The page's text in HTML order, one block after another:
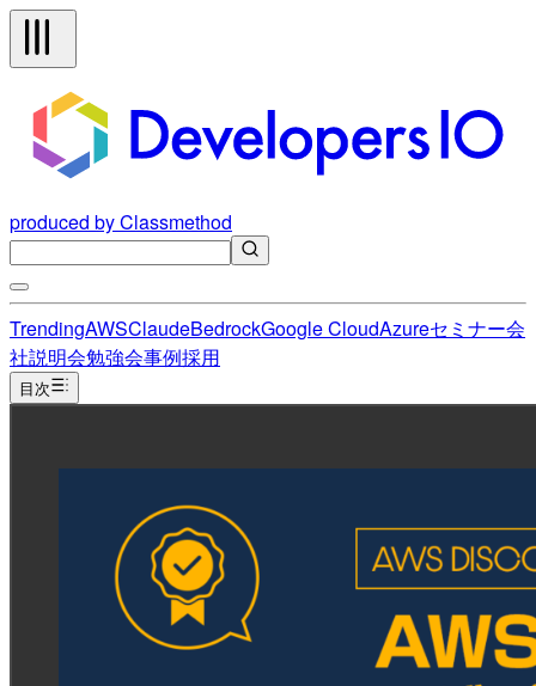
produced by Classmethod
TrendingAWSClaudeBedrockGoogle CloudAzureセミナー会
社説明会勉強会事例採用
目次